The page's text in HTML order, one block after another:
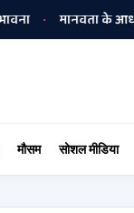
मानवता के आधार पर
मौसम सोशल मीडिया